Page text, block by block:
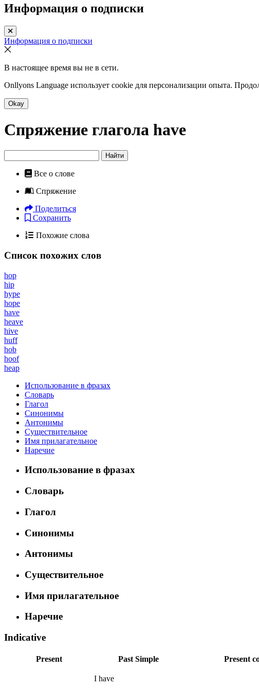
Информация о подписки
Информация о подписки
В настоящее время вы не в сети.
Onllyons Language использует cookie для персонализации опыта.
Okay
Спряжение глагола have
Найти
Все о слове
Спряжение
Поделиться
Сохранить
Похожие слова
Список похожих слов
hop
hip
hype
hope
have
heave
hive
huff
hob
hoof
heap
Использование в фразах
Словарь
Глагол
Синонимы
Антонимы
Существительное
Имя прилагательное
Наречие
Использование в фразах
Словарь
Глагол
Синонимы
Антонимы
Существительное
Имя прилагательное
Наречие
Indicative
Present Past Simple Present
I have